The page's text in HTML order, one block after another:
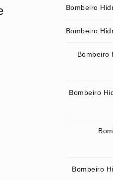
Bombeiro
Bombeiro
Bombeiro
Bombeiro
Bombeiro